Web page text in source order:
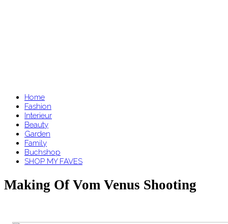
Home
Fashion
Interieur
Beauty
Garden
Family
Buchshop
SHOP MY FAVES
Making Of Vom Venus Shooting